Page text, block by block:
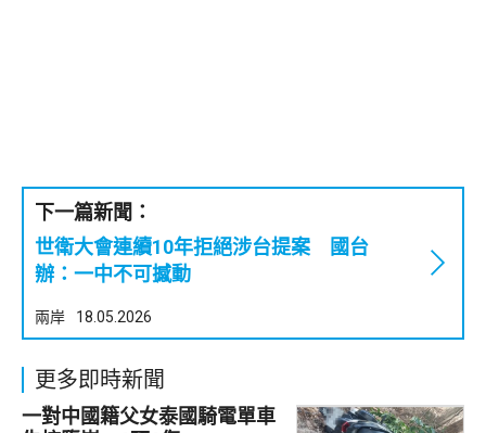
下一篇新聞：
世衛大會連續10年拒絕涉台提案 國台
辦：一中不可撼動
兩岸 18.05.2026
更多即時新聞
一對中國籍父女泰國騎電單車